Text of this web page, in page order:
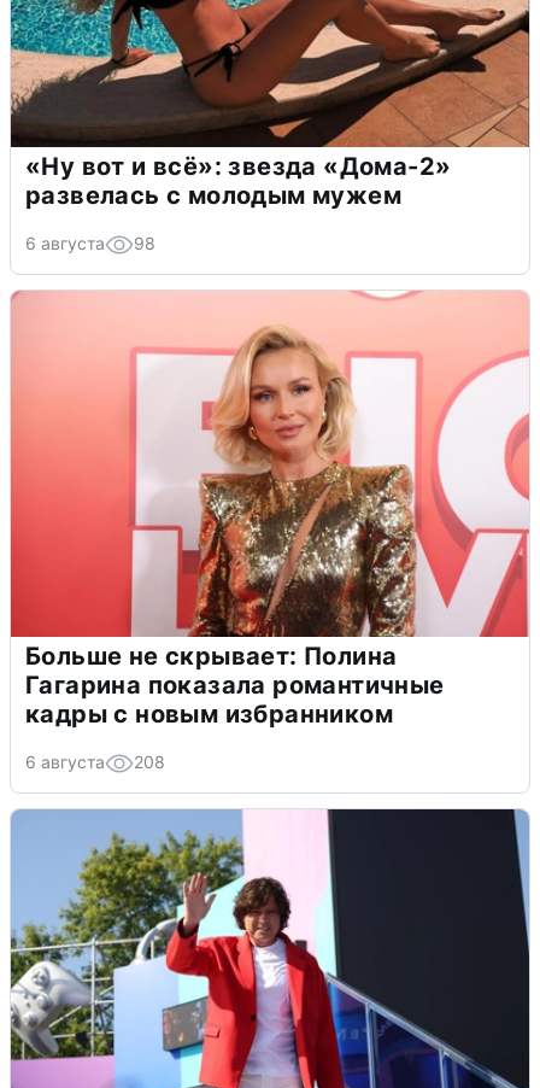
«Ну вот и всё»: звезда «Дома-2»
развелась с молодым мужем
6 августа 98
Больше не скрывает: Полина
Гагарина показала романтичные
кадры с новым избранником
6 августа 208